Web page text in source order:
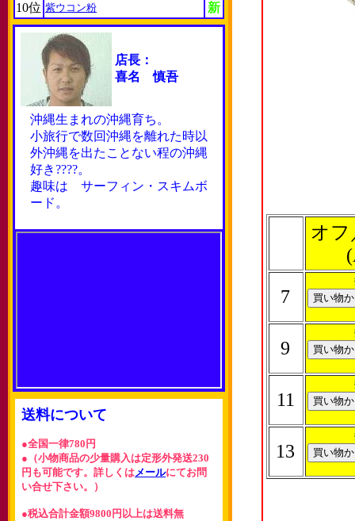
10位 紫ウコン粉 新
店長：
喜名 慎吾
沖縄生まれの沖縄育ち。
小旅行で数回沖縄を離れた時以
外沖縄を出たことない程の沖縄
好き????。
趣味は サーフィン・スキムボ
ード。
送料について
●全国一律780円
●（小物商品の少量購入は定形外発送230
円も可能です。詳しくはメールにてお問
い合せ下さい。）
●税込合計金額9800円以上は送料無
オフ
7
9
11
13